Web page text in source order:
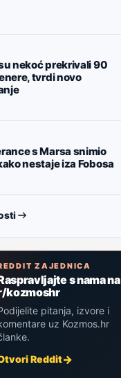
nekoć prekrivali 90
tvrdi novo
s Marsa snimio
nestaje iza Fobosa
ZAJEDNICA
s nama na
kozmoshr
pitanja, izvore i
uz Kozmos.hr
Reddit